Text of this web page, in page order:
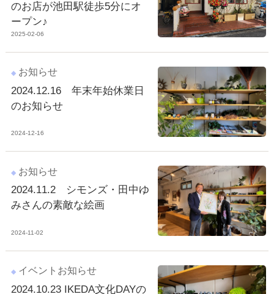
のお店が池田駅徒歩5分にオ
ープン♪
2025-02-06
お知らせ
2024.12.16 年末年始休業日
のお知らせ
2024-12-16
お知らせ
2024.11.2 シモンズ・田中ゆ
みさんの素敵な絵画
2024-11-02
イベント お知らせ
2024.10.23 IKEDA文化DAYの